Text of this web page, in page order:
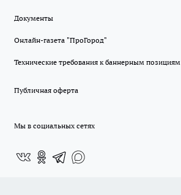
Документы
Онлайн-газета "ПроГород"
Технические требования к баннерным позициям
Публичная оферта
Мы в социальных сетях